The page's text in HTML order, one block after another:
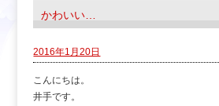
かわいい…
2016年1月20日
こんにちは。
井手です。